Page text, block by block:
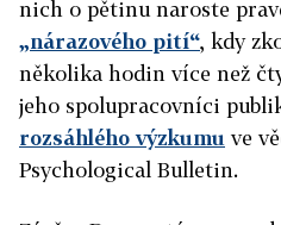
nich o pětinu naroste
„nárazového pití“, kdy
několika hodin více než
jeho spolupracovníci
rozsáhlého výzkumu ve
Psychological Bulletin.